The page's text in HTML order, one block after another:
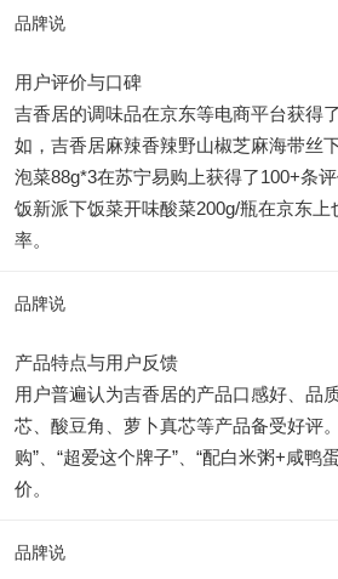
品牌说
用户评价与口碑
吉香居的调味品在京东等电商平台获得
如，吉香居麻辣香辣野山椒芝麻海带丝
泡菜88g*3在苏宁易购上获得了100+条
饭新派下饭菜开味酸菜200g/瓶在京东上
率。
品牌说
产品特点与用户反馈
用户普遍认为吉香居的产品口感好、品
芯、酸豆角、萝卜真芯等产品备受好评
购”、“超爱这个牌子”、“配白米粥+咸鸭
价。
品牌说